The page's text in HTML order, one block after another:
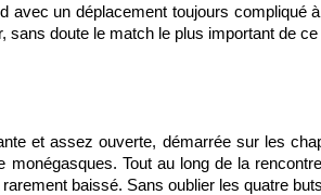
avec un déplacement toujours compliqué
sans doute le match le plus important de
et assez ouverte, démarrée sur les
monégasques. Tout au long de la
baissé. Sans oublier les quatre